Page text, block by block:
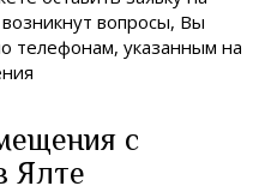
вопросы, Вы
телефонам, указанным на
с
Ялте